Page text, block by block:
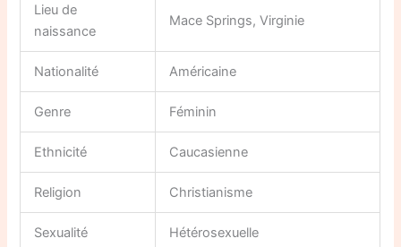
Lieu de
naissance
Mace Springs, Virginie
Nationalité Américaine
Genre Féminin
Ethnicité Caucasienne
Religion Christianisme
Sexualité Hétérosexuelle